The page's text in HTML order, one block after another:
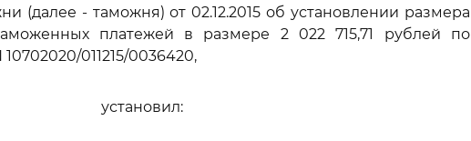
(далее - таможня) от 02.12.2015 об установлении размера
платежей в размере 2 022 715,71 рублей по
011215/0036420,
установил: